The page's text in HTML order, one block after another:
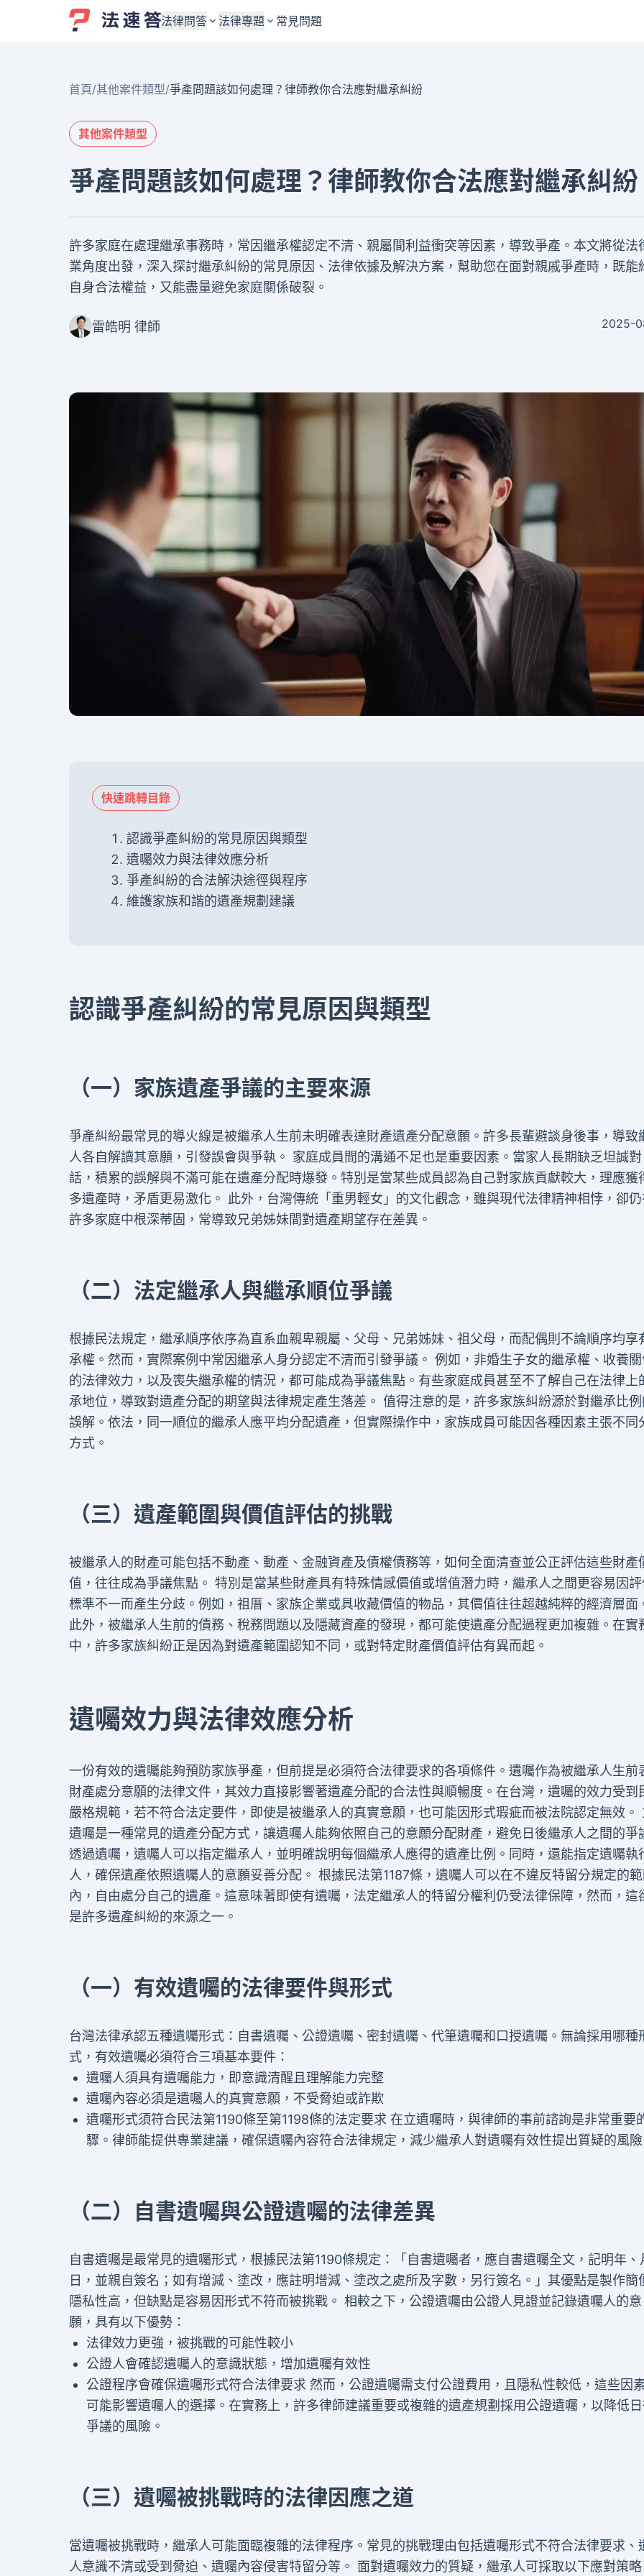
法律問答
勞資關係與勞動法
債務與債權
交通事故與賠償
刑事犯罪案件
法律專題
勞資關係與勞動法
刑事犯罪案件
常見問題
首頁/其他案件類型/爭產問題該如何處理？律師教你合法應對繼承糾紛
其他案件類型
爭產問題該如何處理？律師教你合法應對繼承糾紛
許多家庭在處理繼承事務時，常因繼承權認定不清、親屬間利益衝突等因素，導致爭產。本文將從法
業角度出發，深入探討繼承糾紛的常見原因、法律依據及解決方案，幫助您在面對親戚爭產時，既能
自身合法權益，又能盡量避免家庭關係破裂。
雷皓明 律師 2025-
快速跳轉目錄
認識爭產糾紛的常見原因與類型
遺囑效力與法律效應分析
爭產糾紛的合法解決途徑與程序
維護家族和諧的遺產規劃建議
認識爭產糾紛的常見原因與類型
（一）家族遺產爭議的主要來源
爭產糾紛最常見的導火線是被繼承人生前未明確表達財產遺產分配意願。許多長輩避談身後事，導致
人各自解讀其意願，引發誤會與爭執。 家庭成員間的溝通不足也是重要因素。當家人長期缺乏坦誠對
話，積累的誤解與不滿可能在遺產分配時爆發。特別是當某些成員認為自己對家族貢獻較大，理應獲
多遺產時，矛盾更易激化。 此外，台灣傳統「重男輕女」的文化觀念，雖與現代法律精神相悖，卻仍
許多家庭中根深蒂固，常導致兄弟姊妹間對遺產期望存在差異。
（二）法定繼承人與繼承順位爭議
根據民法規定，繼承順序依序為直系血親卑親屬、父母、兄弟姊妹、祖父母，而配偶則不論順序均享
承權。然而，實際案例中常因繼承人身分認定不清而引發爭議。 例如，非婚生子女的繼承權、收養關
的法律效力，以及喪失繼承權的情況，都可能成為爭議焦點。有些家庭成員甚至不了解自己在法律上
承地位，導致對遺產分配的期望與法律規定產生落差。 值得注意的是，許多家族糾紛源於對繼承比例
誤解。依法，同一順位的繼承人應平均分配遺產，但實際操作中，家族成員可能因各種因素主張不同
方式。
（三）遺產範圍與價值評估的挑戰
被繼承人的財產可能包括不動產、動產、金融資產及債權債務等，如何全面清查並公正評估這些財產
值，往往成為爭議焦點。 特別是當某些財產具有特殊情感價值或增值潛力時，繼承人之間更容易因
標準不一而產生分歧。例如，祖厝、家族企業或具收藏價值的物品，其價值往往超越純粹的經濟層面
此外，被繼承人生前的債務、稅務問題以及隱藏資產的發現，都可能使遺產分配過程更加複雜。在實
中，許多家族糾紛正是因為對遺產範圍認知不同，或對特定財產價值評估有異而起。
遺囑效力與法律效應分析
一份有效的遺囑能夠預防家族爭產，但前提是必須符合法律要求的各項條件。遺囑作為被繼承人生前
財產處分意願的法律文件，其效力直接影響著遺產分配的合法性與順暢度。在台灣，遺囑的效力受到
嚴格規範，若不符合法定要件，即使是被繼承人的真實意願，也可能因形式瑕疵而被法院認定無效。
遺囑是一種常見的遺產分配方式，讓遺囑人能夠依照自己的意願分配財產，避免日後繼承人之間的爭
透過遺囑，遺囑人可以指定繼承人，並明確說明每個繼承人應得的遺產比例。同時，還能指定遺囑執
人，確保遺產依照遺囑人的意願妥善分配。 根據民法第1187條，遺囑人可以在不違反特留分規定的範
內，自由處分自己的遺產。這意味著即使有遺囑，法定繼承人的特留分權利仍受法律保障，然而，這
是許多遺產糾紛的來源之一。
（一）有效遺囑的法律要件與形式
台灣法律承認五種遺囑形式：自書遺囑、公證遺囑、密封遺囑、代筆遺囑和口授遺囑。無論採用哪種
式，有效遺囑必須符合三項基本要件：
遺囑人須具有遺囑能力，即意識清醒且理解能力完整
遺囑內容必須是遺囑人的真實意願，不受脅迫或詐欺
遺囑形式須符合民法第1190條至第1198條的法定要求 在立遺囑時，與律師的事前諮詢是非常重要
驟。律師能提供專業建議，確保遺囑內容符合法律規定，減少繼承人對遺囑有效性提出質疑的風險
（二）自書遺囑與公證遺囑的法律差異
自書遺囑是最常見的遺囑形式，根據民法第1190條規定：「自書遺囑者，應自書遺囑全文，記明年、
日，並親自簽名；如有增減、塗改，應註明增減、塗改之處所及字數，另行簽名。」其優點是製作簡
隱私性高，但缺點是容易因形式不符而被挑戰。 相較之下，公證遺囑由公證人見證並記錄遺囑人的意
願，具有以下優勢：
法律效力更強，被挑戰的可能性較小
公證人會確認遺囑人的意識狀態，增加遺囑有效性
公證程序會確保遺囑形式符合法律要求 然而，公證遺囑需支付公證費用，且隱私性較低，這些因
可能影響遺囑人的選擇。在實務上，許多律師建議重要或複雜的遺產規劃採用公證遺囑，以降低
爭議的風險。
（三）遺囑被挑戰時的法律因應之道
當遺囑被挑戰時，繼承人可能面臨複雜的法律程序。常見的挑戰理由包括遺囑形式不符合法律要求、
人意識不清或受到脅迫、遺囑內容侵害特留分等。 面對遺囑效力的質疑，繼承人可採取以下應對策略